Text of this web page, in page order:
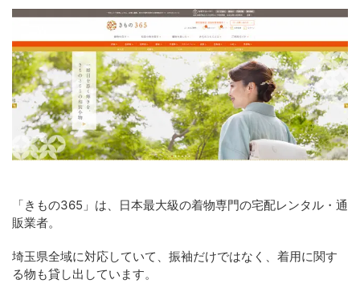
「きもの365」は、日本最大級の着物専門の宅配レンタル・通
販業者。
埼玉県全域に対応していて、振袖だけではなく、着用に関す
る物も貸し出しています。